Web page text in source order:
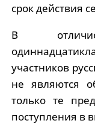
срок действия
В
участников
не являются
только те
поступления в